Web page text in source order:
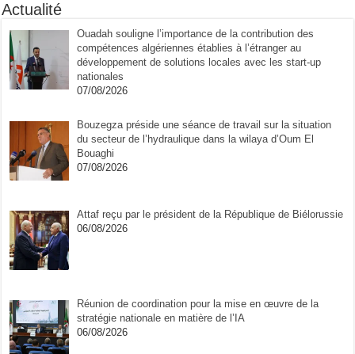
Actualité
Ouadah souligne l’importance de la contribution des
compétences algériennes établies à l’étranger au
développement de solutions locales avec les start-up
nationales
07/08/2026
Bouzegza préside une séance de travail sur la situation
du secteur de l’hydraulique dans la wilaya d’Oum El
Bouaghi
07/08/2026
Attaf reçu par le président de la République de Biélorussie
06/08/2026
Réunion de coordination pour la mise en œuvre de la
stratégie nationale en matière de l’IA
06/08/2026